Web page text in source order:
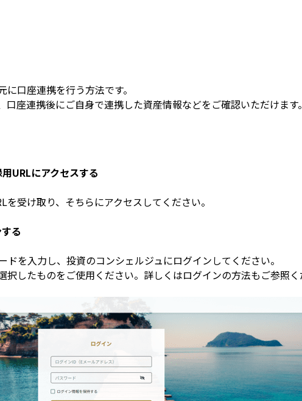
口座連携を行う方法です。
座連携後にご自身で連携した資産情報などをご確認いただけます。
URLにアクセスする
受け取り、そちらにアクセスしてください。
る
を入力し、投資のコンシェルジュにログインしてください。